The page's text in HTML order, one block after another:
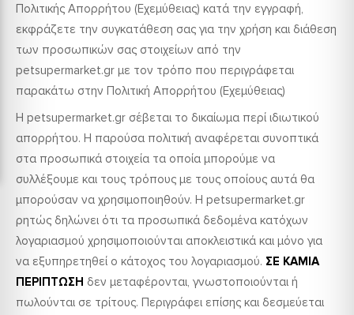
Πολιτικής Απορρήτου (Εχεμύθειας) κατά την εγγραφή,
εκφράζετε την συγκατάθεση σας για την χρήση και διάθεση
των προσωπικών σας στοιχείων από την
petsupermarket.gr με τον τρόπο που περιγράφεται
παρακάτω στην Πολιτική Απορρήτου (Εχεμύθειας)
Η petsupermarket.gr σέβεται το δικαίωμα περί ιδιωτικού
απορρήτου. Η παρούσα πολιτική αναφέρεται συνοπτικά
στα προσωπικά στοιχεία τα οποία μπορoύμε να
συλλέξουμε και τους τρόπους με τους οποίους αυτά θα
μπορούσαν να χρησιμοποιηθούν. Η petsupermarket.gr
ρητώς δηλώνει ότι τα προσωπικά δεδομένα κατόχων
λογαριασμού χρησιμοποιούνται αποκλειστικά και μόνο για
να εξυπηρετηθεί ο κάτοχος του λογαριασμού. ΣΕ ΚΑΜΙΑ
ΠΕΡΙΠΤΩΣΗ δεν μεταφέρονται, γνωστοποιούνται ή
πωλούνται σε τρίτους. Περιγράφει επίσης και δεσμεύεται